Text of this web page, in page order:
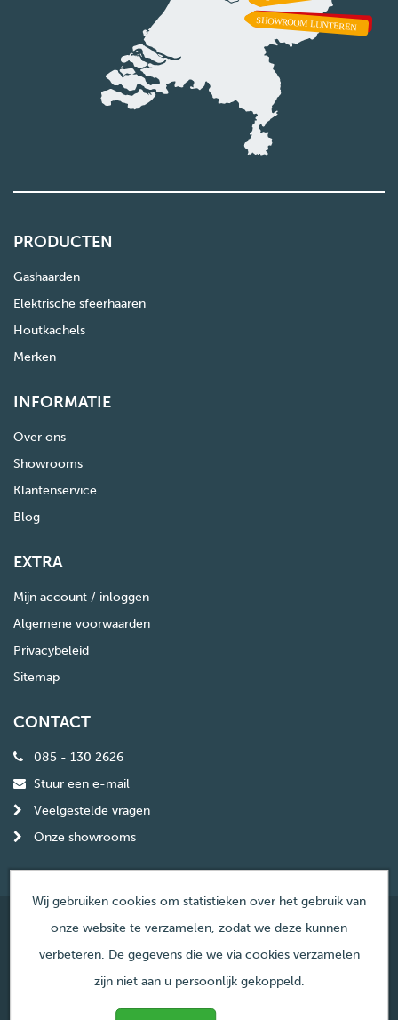
PRODUCTEN
Gashaarden
Elektrische sfeerhaaren
Houtkachels
Merken
INFORMATIE
Over ons
Showrooms
Klantenservice
Blog
EXTRA
Mijn account / inloggen
Algemene voorwaarden
Privacybeleid
Sitemap
CONTACT
085 - 130 2626
Stuur een e-mail
Veelgestelde vragen
Onze showrooms
© Copyright Haardencentrum Nederland
Wij gebruiken cookies om statistieken over het gebruik van
onze website te verzamelen, zodat we deze kunnen
verbeteren. De gegevens die we via cookies verzamelen
zijn niet aan u persoonlijk gekoppeld.